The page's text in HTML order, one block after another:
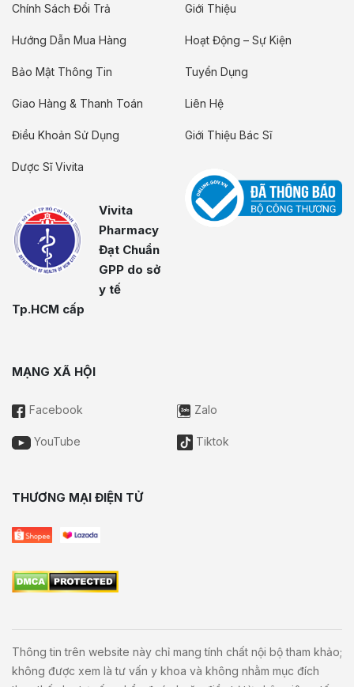
Chính Sách Đổi Trả
Hướng Dẫn Mua Hàng
Bảo Mật Thông Tin
Giao Hàng & Thanh Toán
Điều Khoản Sử Dụng
Dược Sĩ Vivita
Vivita
Pharmacy
Đạt Chuẩn
GPP do sở
y tế
Tp.HCM cấp
Giới Thiệu
Hoạt Động – Sự Kiện
Tuyển Dụng
Liên Hệ
Giới Thiệu Bác Sĩ
MẠNG XÃ HỘI
Facebook Zalo
YouTube Tiktok
THƯƠNG MẠI ĐIỆN TỬ
Thông tin trên website này chỉ mang tính chất nội bộ tham khảo;
không được xem là tư vấn y khoa và không nhằm mục đích